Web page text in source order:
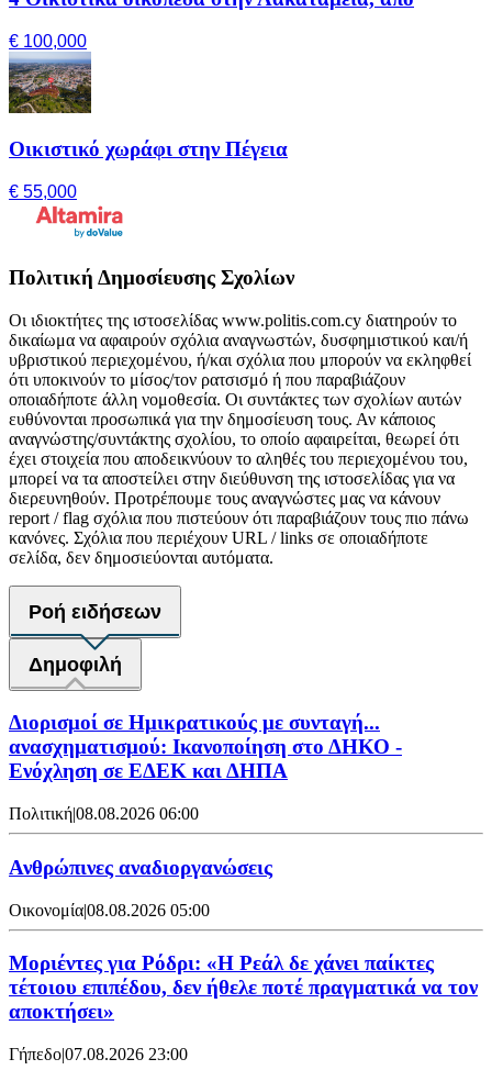
€ 100,000
Οικιστικό χωράφι στην Πέγεια
€ 55,000
Πολιτική Δημοσίευσης Σχολίων
Οι ιδιοκτήτες της ιστοσελίδας www.politis.com.cy διατηρούν το
δικαίωμα να αφαιρούν σχόλια αναγνωστών, δυσφημιστικού και/ή
υβριστικού περιεχομένου, ή/και σχόλια που μπορούν να εκληφθεί
ότι υποκινούν το μίσος/τον ρατσισμό ή που παραβιάζουν
οποιαδήποτε άλλη νομοθεσία. Οι συντάκτες των σχολίων αυτών
ευθύνονται προσωπικά για την δημοσίευση τους. Αν κάποιος
αναγνώστης/συντάκτης σχολίου, το οποίο αφαιρείται, θεωρεί ότι
έχει στοιχεία που αποδεικνύουν το αληθές του περιεχομένου του,
μπορεί να τα αποστείλει στην διεύθυνση της ιστοσελίδας για να
διερευνηθούν. Προτρέπουμε τους αναγνώστες μας να κάνουν
report / flag σχόλια που πιστεύουν ότι παραβιάζουν τους πιο πάνω
κανόνες. Σχόλια που περιέχουν URL / links σε οποιαδήποτε
σελίδα, δεν δημοσιεύονται αυτόματα.
Ροή ειδήσεων
Δημοφιλή
Διορισμοί σε Ημικρατικούς με συνταγή...
ανασχηματισμού: Ικανοποίηση στο ΔΗΚΟ -
Ενόχληση σε ΕΔΕΚ και ΔΗΠΑ
Πολιτική|08.08.2026 06:00
Ανθρώπινες αναδιοργανώσεις
Οικονομία|08.08.2026 05:00
Μοριέντες για Ρόδρι: «Η Ρεάλ δε χάνει παίκτες
τέτοιου επιπέδου, δεν ήθελε ποτέ πραγματικά να τον
αποκτήσει»
Γήπεδο|07.08.2026 23:00